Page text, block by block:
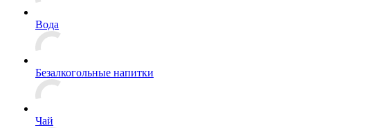
Вода
Безалкогольные напитки
Чай